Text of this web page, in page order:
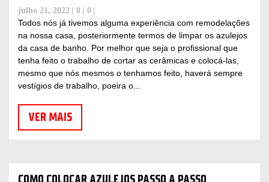
julho 21, 2022 0 0
Todos nós já tivemos alguma experiência com remodelações
na nossa casa, posteriormente termos de limpar os azulejos
da casa de banho. Por melhor que seja o profissional que
tenha feito o trabalho de cortar as cerâmicas e colocá-las,
mesmo que nós mesmos o tenhamos feito, haverá sempre
vestígios de trabalho, poeira o...
VER MAIS
COMO COLOCAR AZULEJOS PASSO A PASSO